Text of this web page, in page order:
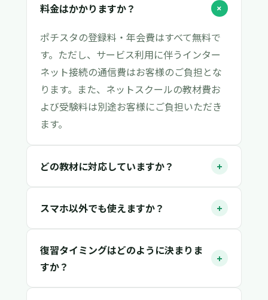
料金はかかりますか？ +
ポチスタの登録料・年会費はすべて無料で
す。ただし、サービス利用に伴うインター
ネット接続の通信費はお客様のご負担とな
ります。また、ネットスクールの教材費お
よび受験料は別途お客様にご負担いただき
ます。
どの教材に対応していますか？ +
スマホ以外でも使えますか？ +
復習タイミングはどのように決まりま
すか？
+